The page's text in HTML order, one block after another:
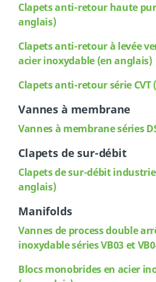
Clapets anti-retour haute
anglais)
Clapets anti-retour à levée
acier inoxydable (en anglais)
Clapets anti-retour série CVT
Vannes à membrane
Vannes à membrane séries
Clapets de sur-débit
Clapets de sur-débit
anglais)
Manifolds
Vannes de process double
inoxydable séries VB03 et
Blocs monobrides en acier